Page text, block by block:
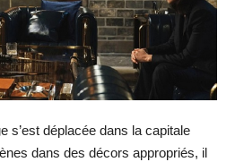
s’est déplacée dans la capitale
dans des décors appropriés, il